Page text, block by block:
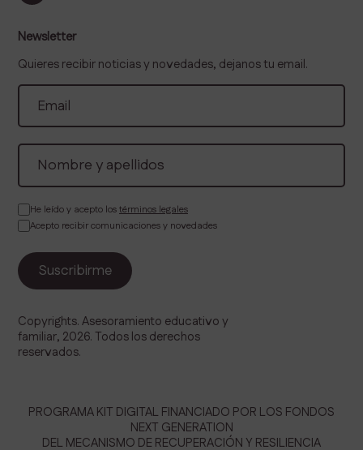
Newsletter
Quieres recibir noticias y novedades, dejanos tu email.
He leído y acepto lostérminos legales
Acepto recibir comunicaciones y novedades
Copyrights. Asesoramiento educativo y
familiar, 2026. Todos los derechos
reservados.
PROGRAMA KIT DIGITAL FINANCIADO POR LOS FONDOS
NEXT GENERATION
DEL MECANISMO DE RECUPERACIÓN Y RESILIENCIA